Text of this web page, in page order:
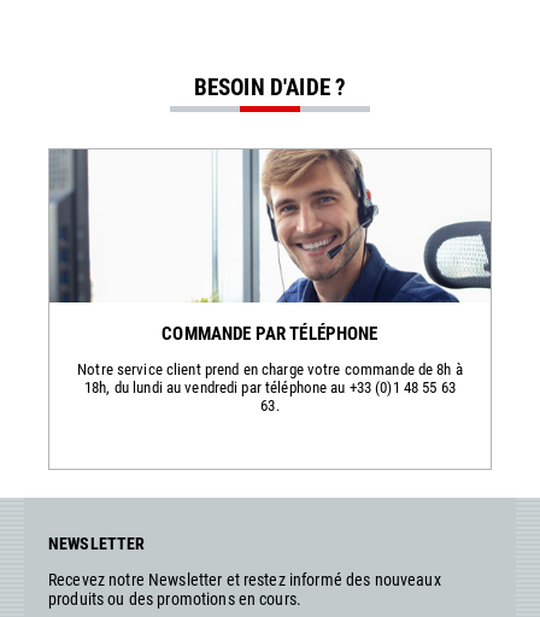
BESOIN D'AIDE ?
COMMANDE PAR TÉLÉPHONE
Notre service client prend en charge votre commande de 8h à
18h, du lundi au vendredi par téléphone au +33 (0)1 48 55 63
63.
NEWSLETTER
Recevez notre Newsletter et restez informé des nouveaux
produits ou des promotions en cours.